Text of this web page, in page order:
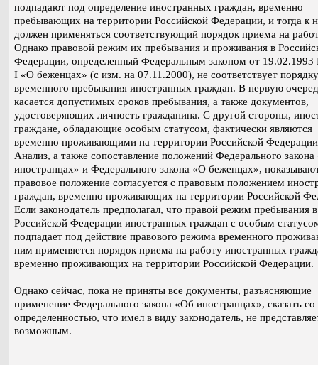
подпадают под определение иностранных граждан, временно
пребывающих на территории Российской Федерации, и тогда к
должен применяться соответствующий порядок приема на
Однако правовой режим их пребывания и проживания в
Федерации, определенный Федеральным законом от
I «О беженцах» (с изм. на 07.11.2000), не соответствует порядку
временного пребывания иностранных граждан. В первую
касается допустимых сроков пребывания, а также документов,
удостоверяющих личность гражданина. С другой стороны,
граждане, обладающие особым статусом, фактически являются
временно проживающими на территории Российской
Анализ, а также сопоставление положений Федерального
иностранцах» и Федерального закона «О беженцах»,
правовое положение согласуется с правовым положением
граждан, временно проживающих на территории Российской
Если законодатель предполагал, что правой режим пребывания в
Российской Федерации иностранных граждан с особым
подпадает под действие правового режима временного
ним применяется порядок приема на работу иностранных
временно проживающих на территории Российской Федерации.
Однако сейчас, пока не приняты все документы, разъясняющие
применение Федерального закона «Об иностранцах», сказать со
определенностью, что имел в виду законодатель, не
возможным.